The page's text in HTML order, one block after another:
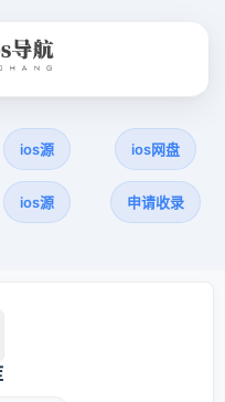
ios源 ios网盘
ios源 申请收录